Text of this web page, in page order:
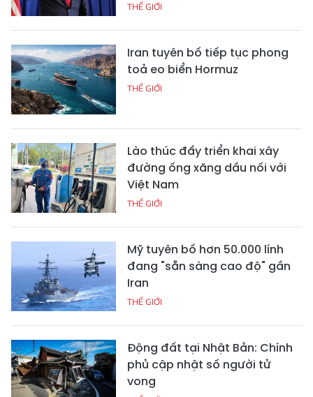
THẾ GIỚI
Iran tuyên bố tiếp tục phong
toả eo biển Hormuz
THẾ GIỚI
Lào thúc đẩy triển khai xây
đường ống xăng dầu nối với
Việt Nam
THẾ GIỚI
Mỹ tuyên bố hơn 50.000 lính
đang "sẵn sàng cao độ" gần
Iran
THẾ GIỚI
Động đất tại Nhật Bản: Chính
phủ cập nhật số người tử
vong